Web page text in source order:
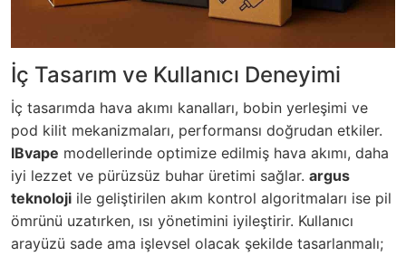
İç Tasarım ve Kullanıcı Deneyimi
İç tasarımda hava akımı kanalları, bobin yerleşimi ve
pod kilit mekanizmaları, performansı doğrudan etkiler.
IBvape modellerinde optimize edilmiş hava akımı, daha
iyi lezzet ve pürüzsüz buhar üretimi sağlar. argus
teknoloji ile geliştirilen akım kontrol algoritmaları ise pil
ömrünü uzatırken, ısı yönetimini iyileştirir. Kullanıcı
arayüzü sade ama işlevsel olacak şekilde tasarlanmalı;